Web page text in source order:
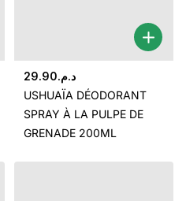
د.م.29.90
USHUAÏA DÉODORANT
SPRAY À LA PULPE DE
GRENADE 200ML